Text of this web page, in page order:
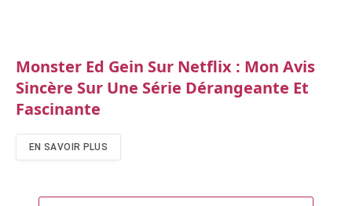
Monster Ed Gein Sur Netflix : Mon Avis
Sincère Sur Une Série Dérangeante Et
Fascinante
EN SAVOIR PLUS